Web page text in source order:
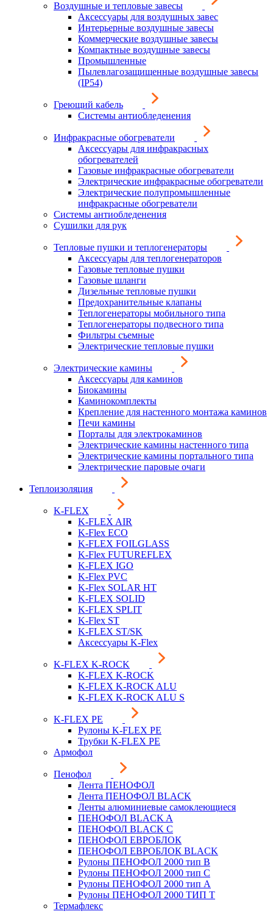
Воздушные и тепловые завесы
Аксессуары для воздушных завес
Интерьерные воздушные завесы
Коммерческие воздушные завесы
Компактные воздушные завесы
Промышленные
Пылевлагозащищенные воздушные завесы
(IP54)
Греющий кабель
Системы антиобледенения
Инфракрасные обогреватели
Аксессуары для инфракрасных
обогревателей
Газовые инфракрасные обогреватели
Электрические инфракрасные обогреватели
Электрические полупромышленные
инфракрасные обогреватели
Системы антиобледенения
Сушилки для рук
Тепловые пушки и теплогенераторы
Аксессуары для теплогенераторов
Газовые тепловые пушки
Газовые шланги
Дизельные тепловые пушки
Предохранительные клапаны
Теплогенераторы мобильного типа
Теплогенераторы подвесного типа
Фильтры съемные
Электрические тепловые пушки
Электрические камины
Аксессуары для каминов
Биокамины
Каминокомплекты
Крепление для настенного монтажа каминов
Печи камины
Порталы для электрокаминов
Электрические камины настенного типа
Электрические камины портального типа
Электрические паровые очаги
Теплоизоляция
K-FLEX
K-FLEX AIR
K-Flex ECO
K-FLEX FOILGLASS
K-Flex FUTUREFLEX
K-FLEX IGO
K-Flex PVC
K-Flex SOLAR HT
K-FLEX SOLID
K-FLEX SPLIT
K-Flex ST
K-FLEX ST/SK
Аксессуары K-Flex
K-FLEX K-ROCK
K-FLEX K-ROCK
K-FLEX K-ROCK ALU
K-FLEX K-ROCK ALU S
K-FLEX PE
Рулоны K-FLEX PE
Трубки K-FLEX PE
Армофол
Пенофол
Лента ПЕНОФОЛ
Лента ПЕНОФОЛ BLACK
Ленты алюминиевые самоклеющиеся
ПЕНОФОЛ BLACK A
ПЕНОФОЛ BLACK С
ПЕНОФОЛ ЕВРОБЛОК
ПЕНОФОЛ ЕВРОБЛОК BLACK
Рулоны ПЕНОФОЛ 2000 тип B
Рулоны ПЕНОФОЛ 2000 тип C
Рулоны ПЕНОФОЛ 2000 тип А
Рулоны ПЕНОФОЛ 2000 ТИП Т
Термафлекс